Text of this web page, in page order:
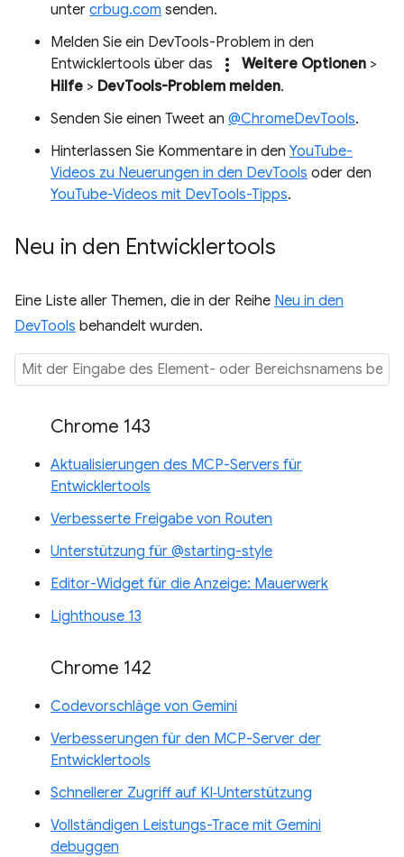
unter crbug.com senden.
Melden Sie ein DevTools-Problem in den
Entwicklertools über das
more_vert Weitere Optionen >
Hilfe > DevTools-Problem melden.
Senden Sie einen Tweet an @ChromeDevTools.
Hinterlassen Sie Kommentare in den YouTube-
Videos zu Neuerungen in den DevTools oder den
YouTube-Videos mit DevTools-Tipps.
Neu in den Entwicklertools
Eine Liste aller Themen, die in der Reihe Neu in den
DevTools behandelt wurden.
Chrome 143
Aktualisierungen des MCP-Servers für
Entwicklertools
Verbesserte Freigabe von Routen
Unterstützung für @starting-style
Editor-Widget für die Anzeige: Mauerwerk
Lighthouse 13
Chrome 142
Codevorschläge von Gemini
Verbesserungen für den MCP-Server der
Entwicklertools
Schnellerer Zugriff auf KI‑Unterstützung
Vollständigen Leistungs-Trace mit Gemini
debuggen